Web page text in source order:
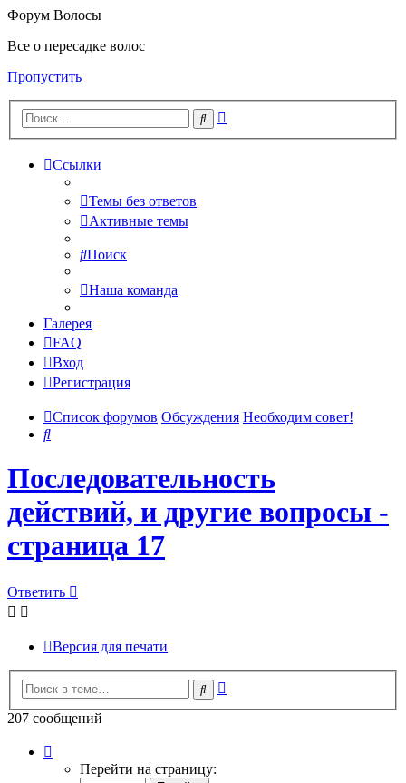
Форум Волосы
Все о пересадке волос
Пропустить
Поиск
Ссылки
Темы без ответов
Активные темы
Поиск
Наша команда
Галерея
FAQ
Вход
Регистрация
Список форумов Обсуждения Необходим совет!
Поиск
Последовательность
действий, и другие вопросы -
страница 17
Ответить
Версия для печати
Поиск
207 сообщений
17
Перейти на страницу: